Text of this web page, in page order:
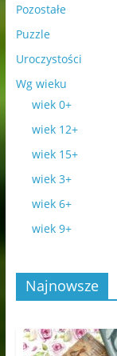
Pozostałe
Puzzle
Uroczystości
Wg wieku
wiek 0+
wiek 12+
wiek 15+
wiek 3+
wiek 6+
wiek 9+
Najnowsze